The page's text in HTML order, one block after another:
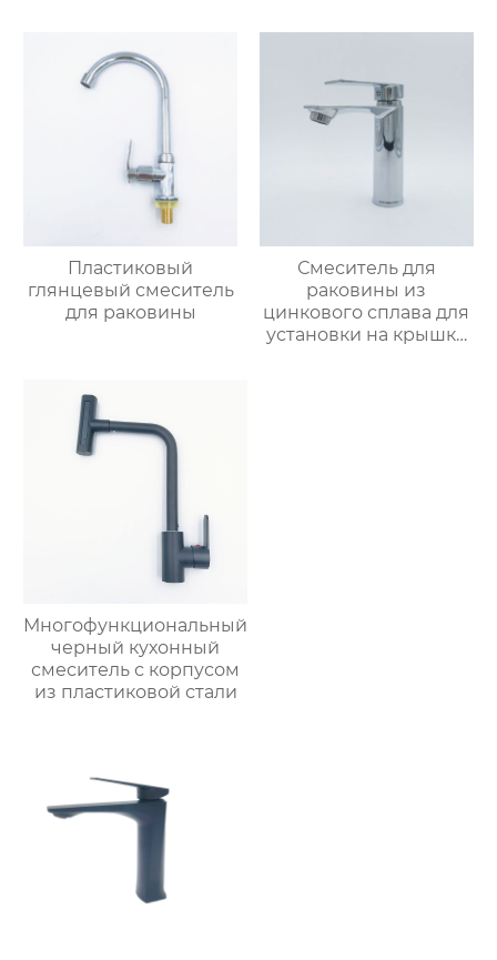
Пластиковый
глянцевый смеситель
для раковины
Смеситель для
раковины из
цинкового сплава для
установки на крышку
Многофункциональный
черный кухонный
смеситель с корпусом
из пластиковой стали